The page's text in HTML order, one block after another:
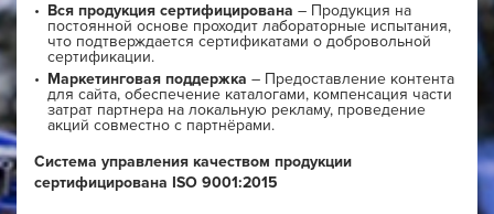
Вся продукция сертифицирована – Продукция на
постоянной основе проходит лабораторные испытания,
что подтверждается сертификатами о добровольной
сертификации.
Маркетинговая поддержка – Предоставление контента
для сайта, обеспечение каталогами, компенсация части
затрат партнера на локальную рекламу, проведение
акций совместно с партнёрами.
Система управления качеством продукции
сертифицирована ISO 9001:2015